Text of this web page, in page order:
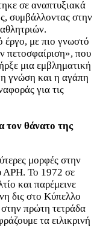
σε αναπτυξιακά
συμβάλλοντας στην
με πιο γνωστό
πετοσφαίριση», που
μια εμβληματική
γνώση και η αγάπη
για τις
τον θάνατο της
μορφές στην
ΑΡΗ. Το 1972 σε
και παρέμεινε
δις στο Κύπελλο
πρώτη τετράδα
τα ειλικρινή